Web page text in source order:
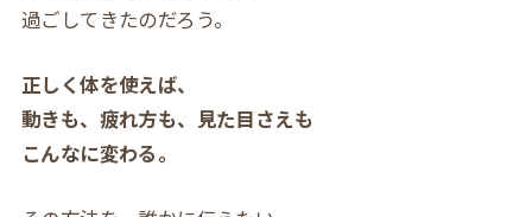
過ごしてきたのだろう。
正しく体を使えば、
動きも、疲れ方も、見た目さえも
こんなに変わる。